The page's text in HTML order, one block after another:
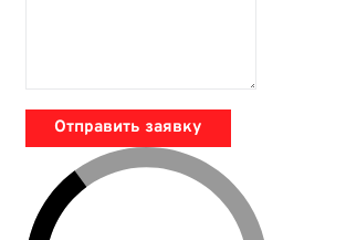
Отправить заявку